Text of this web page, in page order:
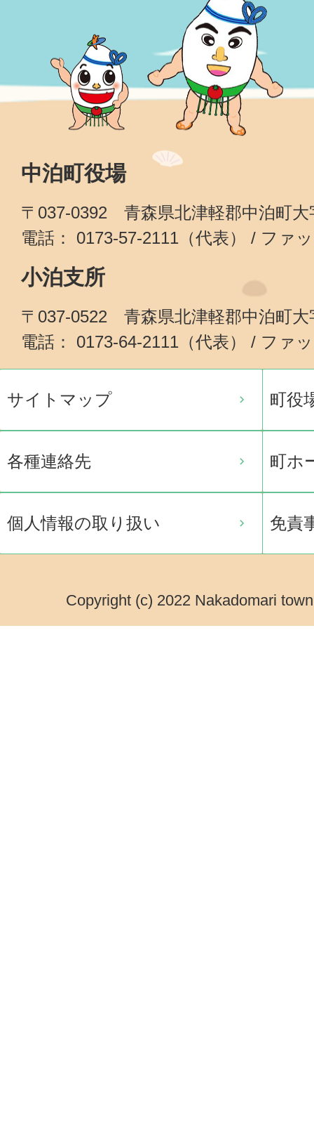
中泊町役場
〒037-0392 青森県北津軽郡中泊町大
電話： 0173-57-2111（代表） / ファ
小泊支所
〒037-0522 青森県北津軽郡中泊町大
電話： 0173-64-2111（代表） / ファ
サイトマップ 町役
各種連絡先 町ホ
個人情報の取り扱い 免責
Copyright (c) 2022 Nakadomari